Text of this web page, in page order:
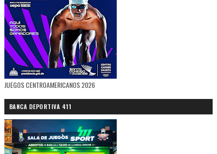
JUEGOS CENTROAMERICANOS 2026
BANCA DEPORTIVA 411